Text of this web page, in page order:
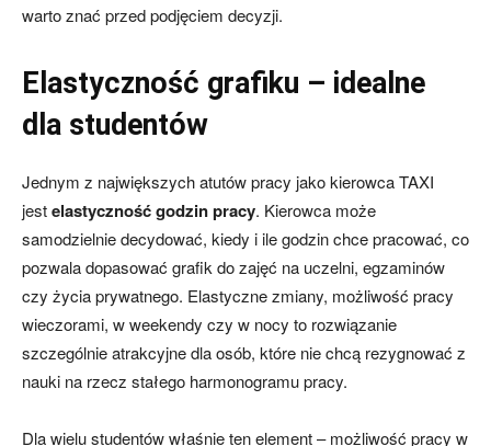
warto znać przed podjęciem decyzji.
Elastyczność grafiku – idealne
dla studentów
Jednym z największych atutów pracy jako kierowca TAXI
jestelastyczność godzin pracy. Kierowca może
samodzielnie decydować, kiedy i ile godzin chce pracować, co
pozwala dopasować grafik do zajęć na uczelni, egzaminów
czy życia prywatnego. Elastyczne zmiany, możliwość pracy
wieczorami, w weekendy czy w nocy to rozwiązanie
szczególnie atrakcyjne dla osób, które nie chcą rezygnować z
nauki na rzecz stałego harmonogramu pracy.
Dla wielu studentów właśnie ten element – możliwość pracy w